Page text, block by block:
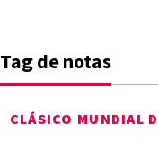
Tag de notas